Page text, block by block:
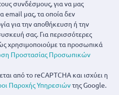
συνδέσμους, για να μας
email μας, τα οποία δεν
για την αποθήκευση ή την
σας. Για περισσότερες
χρησιμοποιούμε τα προσωπικά
Προστασίας Προσωπικών
από το reCAPTCHA και ισχύει η
Παροχής Υπηρεσιώντης Google.